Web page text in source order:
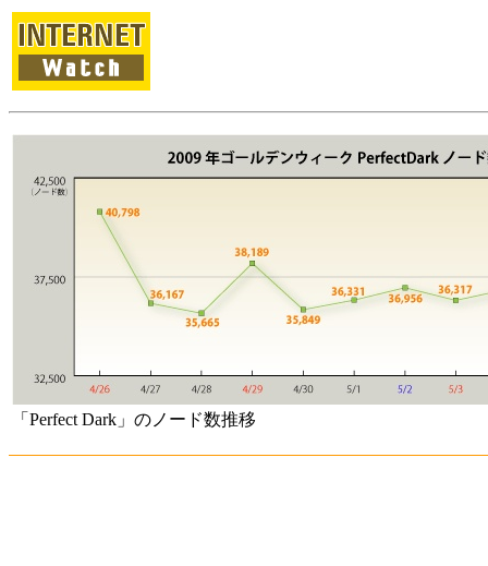
「Perfect Dark」のノード数推移